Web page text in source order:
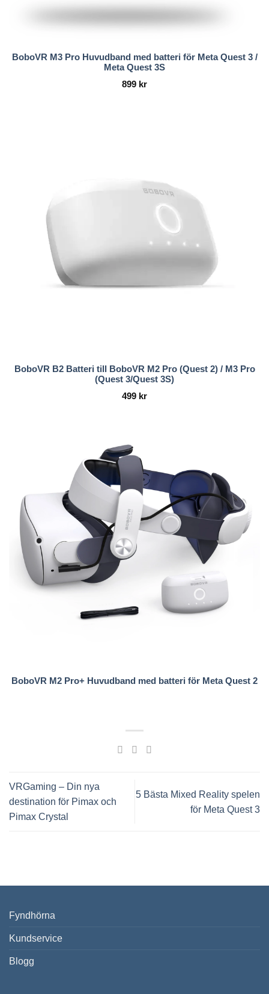
BoboVR M3 Pro Huvudband med batteri för Meta Quest 3 /
Meta Quest 3S
899 kr
BoboVR B2 Batteri till BoboVR M2 Pro (Quest 2) / M3 Pro
(Quest 3/Quest 3S)
499 kr
BoboVR M2 Pro+ Huvudband med batteri för Meta Quest 2
VRGaming – Din nya
destination för Pimax och
Pimax Crystal
5 Bästa Mixed Reality spelen
för Meta Quest 3
Fyndhörna
Kundservice
Blogg